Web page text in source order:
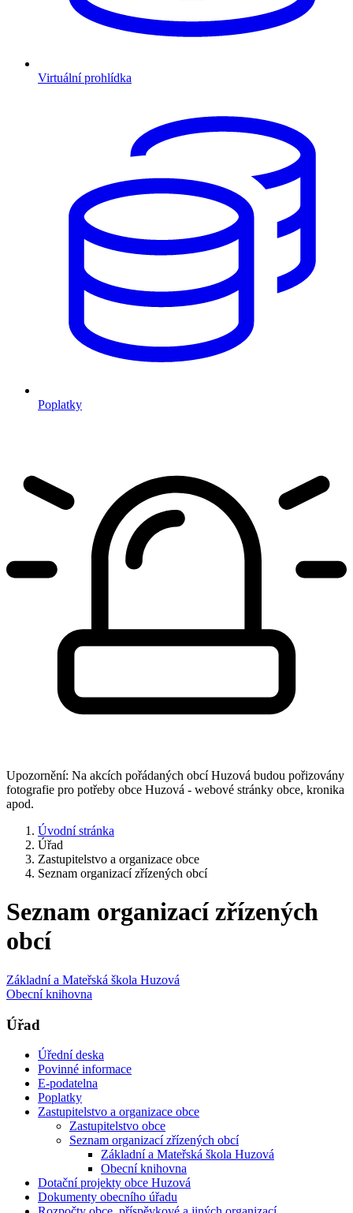
Virtuální prohlídka
Poplatky
Upozornění: Na akcích pořádaných obcí Huzová budou pořizovány
fotografie pro potřeby obce Huzová - webové stránky obce, kronika
apod.
Úvodní stránka
Úřad
Zastupitelstvo a organizace obce
Seznam organizací zřízených obcí
Seznam organizací zřízených
obcí
Základní a Mateřská škola Huzová
Obecní knihovna
Úřad
Úřední deska
Povinné informace
E-podatelna
Poplatky
Zastupitelstvo a organizace obce
Zastupitelstvo obce
Seznam organizací zřízených obcí
Základní a Mateřská škola Huzová
Obecní knihovna
Dotační projekty obce Huzová
Dokumenty obecního úřadu